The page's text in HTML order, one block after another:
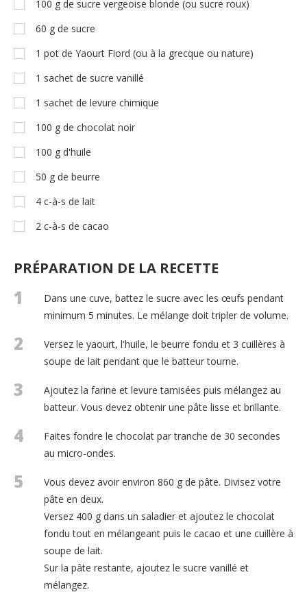
100 g de sucre vergeoise blonde (ou sucre roux)
60 g de sucre
1 pot de Yaourt Fiord (ou à la grecque ou nature)
1 sachet de sucre vanillé
1 sachet de levure chimique
100 g de chocolat noir
100 g d'huile
50 g de beurre
4 c-à-s de lait
2 c-à-s de cacao
PRÉPARATION DE LA RECETTE
1
Dans une cuve, battez le sucre avec les œufs pendant
minimum 5 minutes. Le mélange doit tripler de volume.
2
Versez le yaourt, l'huile, le beurre fondu et 3 cuillères à
soupe de lait pendant que le batteur tourne.
3
Ajoutez la farine et levure tamisées puis mélangez au
batteur. Vous devez obtenir une pâte lisse et brillante.
4
Faites fondre le chocolat par tranche de 30 secondes
au micro-ondes.
5
Vous devez avoir environ 860 g de pâte. Divisez votre
pâte en deux.
Versez 400 g dans un saladier et ajoutez le chocolat
fondu tout en mélangeant puis le cacao et une cuillère à
soupe de lait.
Sur la pâte restante, ajoutez le sucre vanillé et
mélangez.